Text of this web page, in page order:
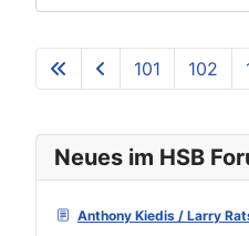
Neues im HSB
Anthony Kiedis / Larry
101 102